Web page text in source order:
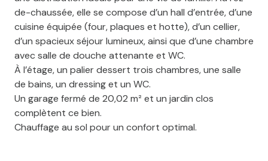
de-chaussée, elle se compose d’un hall d’entrée, d’une
cuisine équipée (four, plaques et hotte), d’un cellier,
d’un spacieux séjour lumineux, ainsi que d’une chambre
avec salle de douche attenante et WC.
À l’étage, un palier dessert trois chambres, une salle
de bains, un dressing et un WC.
Un garage fermé de 20,02 m² et un jardin clos
complètent ce bien.
Chauffage au sol pour un confort optimal.